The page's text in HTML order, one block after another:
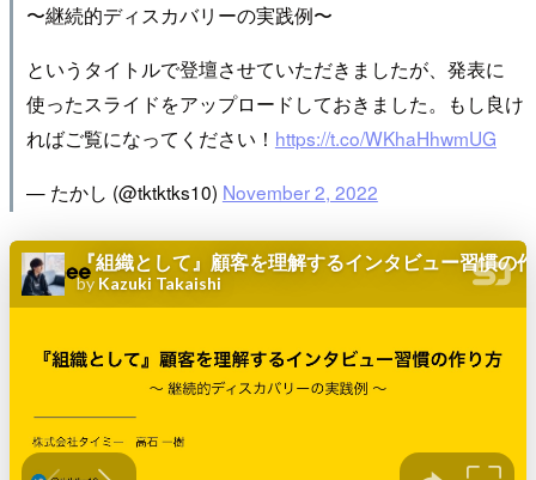
〜継続的ディスカバリーの実践例〜
というタイトルで登壇させていただきましたが、発表に
使ったスライドをアップロードしておきました。もし良け
ればご覧になってください！ https://t.co/WKhaHhwmUG
— たかし (@tktktks10) November 2, 2022